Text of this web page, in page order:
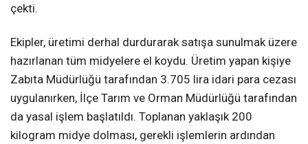
çekti.
Ekipler, üretimi derhal durdurarak satışa sunulmak üzere
hazırlanan tüm midyelere el koydu. Üretim yapan kişiye
Zabıta Müdürlüğü tarafından 3.705 lira idari para cezası
uygulanırken, İlçe Tarım ve Orman Müdürlüğü tarafından
da yasal işlem başlatıldı. Toplanan yaklaşık 200
kilogram midye dolması, gerekli işlemlerin ardından